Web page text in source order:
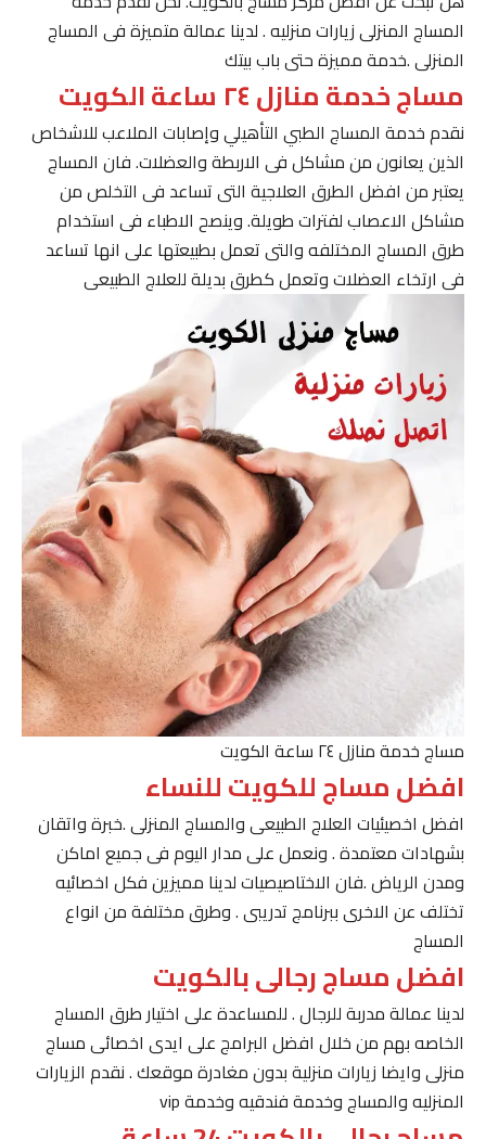
المساج المنزلى زيارات منزليه . لدينا عمالة متميزة فى المساج
المنزلى .خدمة مميزة حتى باب بيتك
مساج خدمة منازل ٢٤ ساعة الكويت
نقدم خدمة المساج الطبي التأهيلي وإصابات الملاعب للاشخاص
الذين يعانون من مشاكل فى الاربطة والعضلات. فان المساج
يعتبر من افضل الطرق العلاجية التى تساعد فى التخلص من
مشاكل الاعصاب لفترات طويلة. وينصح الاطباء فى استخدام
طرق المساج المختلفه والتى تعمل بطبيعتها على انها تساعد
فى ارتخاء العضلات وتعمل كطرق بديلة للعلاج الطبيعى
مساج خدمة منازل ٢٤ ساعة الكويت
افضل مساج للكويت للنساء
افضل اخصيئيات العلاج الطبيعى والمساج المنزلى .خبرة واتقان
بشهادات معتمدة . ونعمل على مدار اليوم فى جميع اماكن
ومدن الرياض .فان الاختاصيصيات لدينا مميزين فكل اخصائيه
تختلف عن الاخرى ببرنامج تدريبى . وطرق مختلفة من انواع
المساج
افضل مساج رجالى بالكويت
لدينا عمالة مدربة للرجال . للمساعدة على اختيار طرق المساج
الخاصه بهم من خلال افضل البرامج على ايدى اخصائى مساج
منزلى وايضا زيارات منزلية بدون مغادرة موقعك . نقدم الزيارات
المنزليه والمساج وخدمة فندقيه وخدمة vip